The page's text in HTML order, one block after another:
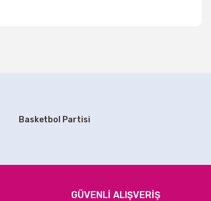
Basketbol Partisi
GÜVENLİ ALIŞVERİŞ